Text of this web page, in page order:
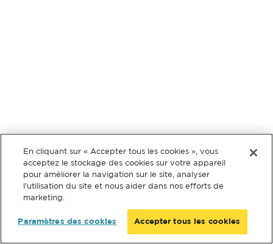
En cliquant sur « Accepter tous les cookies », vous
acceptez le stockage des cookies sur votre appareil
pour améliorer la navigation sur le site, analyser
l’utilisation du site et nous aider dans nos efforts de
marketing.
Paramètres des cookies Accepter tous les cookies